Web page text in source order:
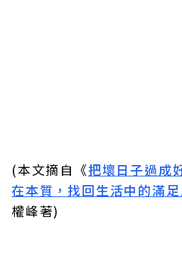
(本文摘自《把壞日子過成
在本質，找回生活中的滿
權峰著)